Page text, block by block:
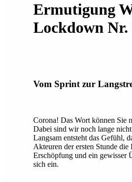
Ermutigung
Lockdown Nr.
Vom Sprint zur
Corona! Das Wort können Sie
Dabei sind wir noch lange
Langsam entsteht das Gefühl,
Akteuren der ersten Stunde die
Erschöpfung und ein gewisser
sich ein.